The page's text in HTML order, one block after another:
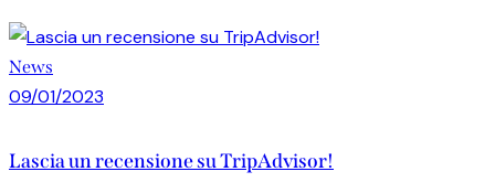
News
09/01/2023
Lascia un recensione su TripAdvisor!